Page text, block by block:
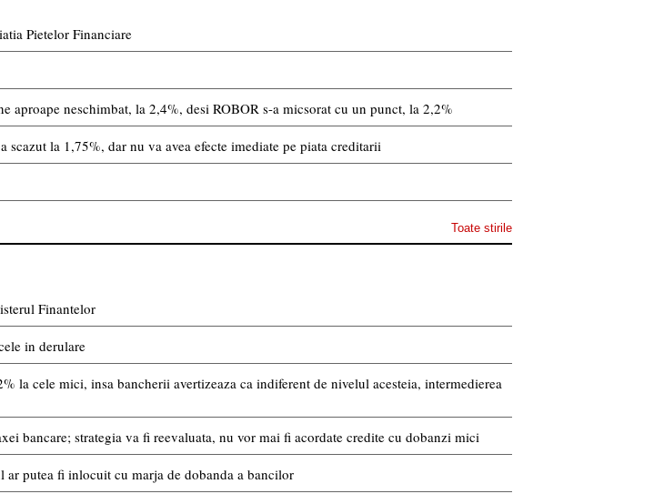
Pietelor Financiare
neschimbat, la 2,4%, desi ROBOR s-a micsorat cu un punct, la 2,2%
la 1,75%, dar nu va avea efecte imediate pe piata creditarii
Toate stirile
Finantelor
in derulare
la cele mici, insa bancherii avertizeaza ca indiferent de nivelul acesteia, intermedierea
bancare; strategia va fi reevaluata, nu vor mai fi acordate credite cu dobanzi mici
putea fi inlocuit cu marja de dobanda a bancilor